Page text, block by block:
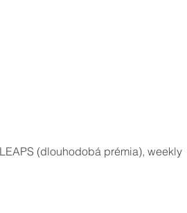
(dlouhodobá prémia), weekly